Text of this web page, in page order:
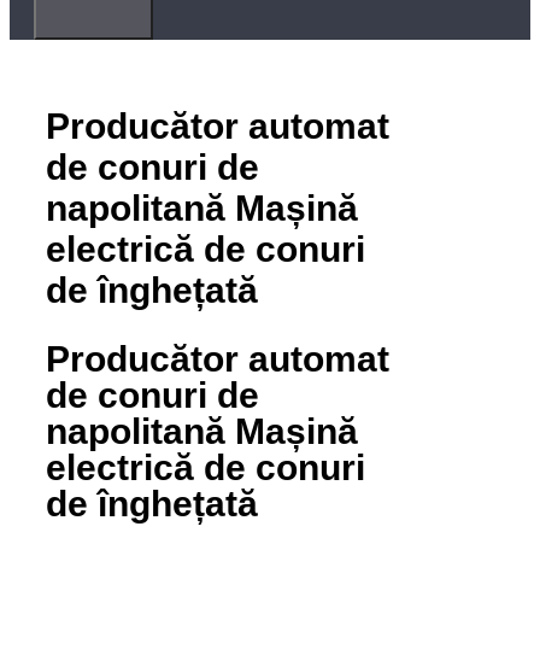
Producător automat
de conuri de
napolitană Mașină
electrică de conuri
de înghețată
Producător automat
de conuri de
napolitană Mașină
electrică de conuri
de înghețată